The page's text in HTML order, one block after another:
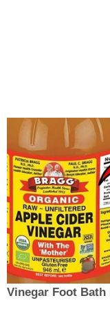
Vinegar Foot